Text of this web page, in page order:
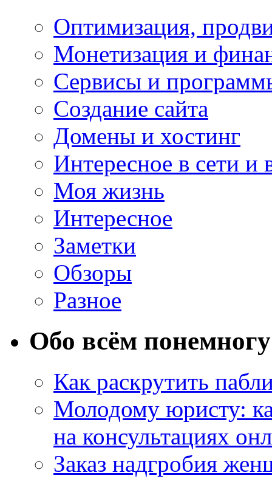
Оптимизация,
Монетизация и
Сервисы и
Создание сайта
Домены и хостинг
Интересное в сети и
Моя жизнь
Интересное
Заметки
Обзоры
Разное
Обо всём понемногу
Как раскрутить
Молодому юристу:
на консультациях
Заказ надгробия